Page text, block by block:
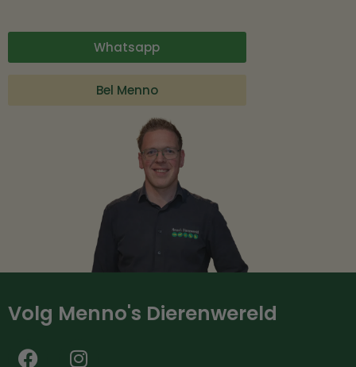
Whatsapp
Bel Menno
Volg Menno's Dierenwereld